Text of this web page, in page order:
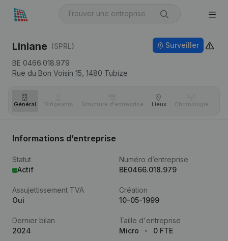
Liniane (SPRL)
BE 0466.018.979
Rue du Bon Voisin 15, 1480 Tubize
Surveiller
Général Dirigeants Structure d'entreprise Lieux Chronologie
Informations d’entreprise
Statut
Actif
Numéro d’entreprise
BE0466.018.979
Assujettissement TVA
Oui
Création
10-05-1999
Dernier bilan
2024
Taille d'entreprise
Micro
0 FTE